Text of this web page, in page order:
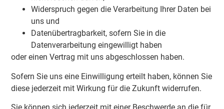
Widerspruch gegen die Verarbeitung Ihrer Daten bei
uns und
Datenübertragbarkeit, sofern Sie in die
Datenverarbeitung eingewilligt haben
oder einen Vertrag mit uns abgeschlossen haben.
Sofern Sie uns eine Einwilligung erteilt haben, können Sie
diese jederzeit mit Wirkung für die Zukunft widerrufen.